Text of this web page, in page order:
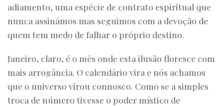
adiamento, uma espécie de contrato espiritual que
nunca assinámos mas seguimos com a devoção de
quem tem medo de falhar o próprio destino.
Janeiro, claro, é o mês onde esta ilusão floresce com
mais arrogância. O calendário vira e nós achamos
que o universo virou connosco. Como se a simples
troca de número tivesse o poder místico de